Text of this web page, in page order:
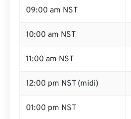
09:00 am NST
10:00 am NST
11:00 am NST
12:00 pm NST (midi)
01:00 pm NST